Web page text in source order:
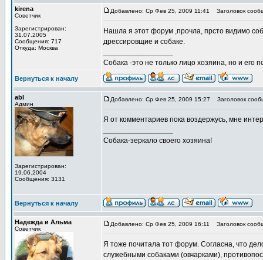
kirena
Советчик
Зарегистрирован:
31.07.2005
Сообщения: 717
Откуда: Москва
Добавлено: Ср Фев 25, 2009 11:41 Заголовок
Нашла я этот форум ,прочла, прсто видимо
дрессировщие и собаке.
Собака -это не только лицо хозяина, но и его
Вернуться к началу
abl
Админ
Зарегистрирован:
19.06.2004
Сообщения: 3131
Добавлено: Ср Фев 25, 2009 15:27 Заголовок
Я от комментариев пока воздержусь, мне
Собака-зеркало своего хозяина!
Вернуться к началу
Надежда и Альма
Советчик
Добавлено: Ср Фев 25, 2009 16:11 Заголовок
Я тоже почитала тот форум. Согласна, что
служебными собаками (овчарками),